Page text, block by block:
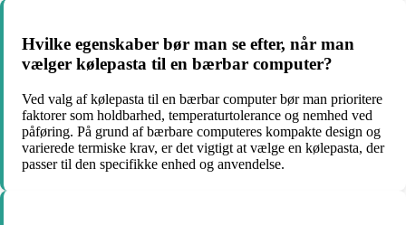
Hvilke egenskaber bør man se efter, når man
vælger kølepasta til en bærbar computer?
Ved valg af kølepasta til en bærbar computer bør man prioritere
faktorer som holdbarhed, temperaturtolerance og nemhed ved
påføring. På grund af bærbare computeres kompakte design og
varierede termiske krav, er det vigtigt at vælge en kølepasta, der
passer til den specifikke enhed og anvendelse.